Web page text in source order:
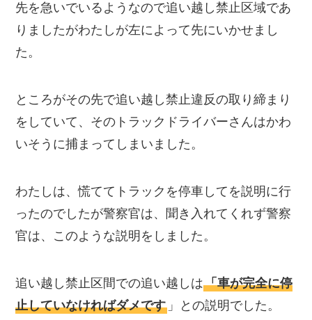
先を急いでいるようなので追い越し禁止区域であ
りましたがわたしが左によって先にいかせまし
た。
ところがその先で追い越し禁止違反の取り締まり
をしていて、そのトラックドライバーさんはかわ
いそうに捕まってしまいました。
わたしは、慌ててトラックを停車してを説明に行
ったのでしたが警察官は、聞き入れてくれず警察
官は、このような説明をしました。
追い越し禁止区間での追い越しは「車が完全に停
止していなければダメです 」との説明でした。